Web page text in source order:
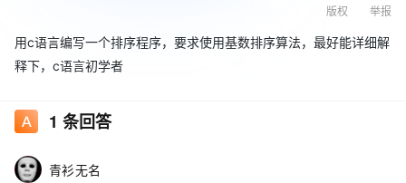
举报
版权
用c语言编写一个排序程序，要求使用基数排序算法，最好能详细解
释下，c语言初学者
1 条回答
青衫无名